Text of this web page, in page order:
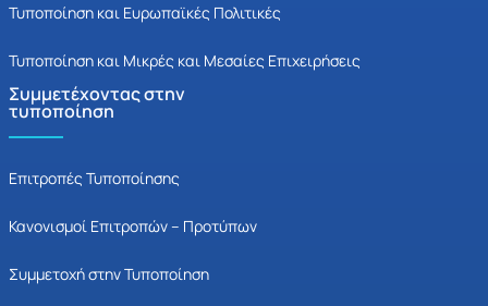
Τυποποίηση και Ευρωπαϊκές Πολιτικές
Τυποποίηση και Μικρές και Μεσαίες Επιχειρήσεις
Συμμετέχοντας στην
τυποποίηση
Επιτροπές Τυποποίησης
Κανονισμοί Επιτροπών – Προτύπων
Συμμετοχή στην Τυποποίηση